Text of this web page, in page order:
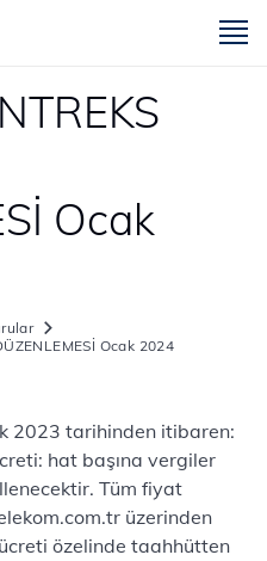
Ocak
Ocak 2024
2023 tarihinden itibaren:
hat başına vergiler
Tüm fiyat
üzerinden
özelinde taahhütten